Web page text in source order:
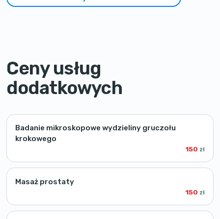
Ceny usług
dodatkowych
Badanie mikroskopowe wydzieliny gruczołu
krokowego
150 zł
Masaż prostaty
150 zł